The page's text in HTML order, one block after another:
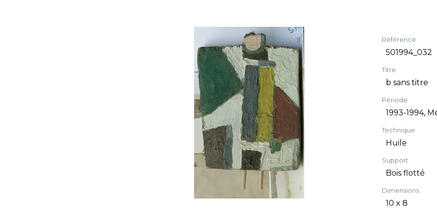
Référence
501994_032
Titre
b sans titre
Période
1993-1994,
Technique
Huile
Support
Bois flotté
Dimensions
10 x 8